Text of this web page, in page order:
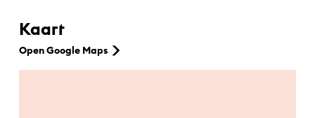
Kaart
Open Google Maps